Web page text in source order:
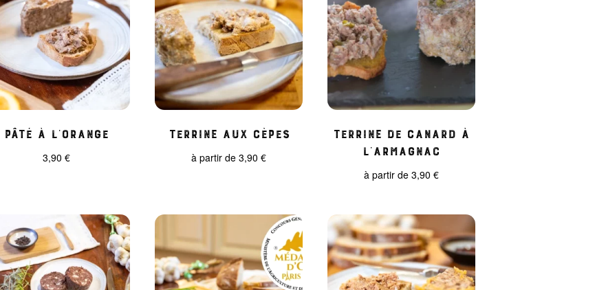
Pâté à l’orange
3,90 €
Terrine aux cèpes
à partir de3,90€
Terrine de Canard à
l’Armagnac
à partir de3,90€